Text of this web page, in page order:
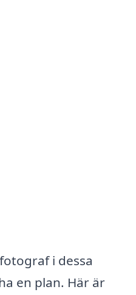
i dessa
en plan. Här är